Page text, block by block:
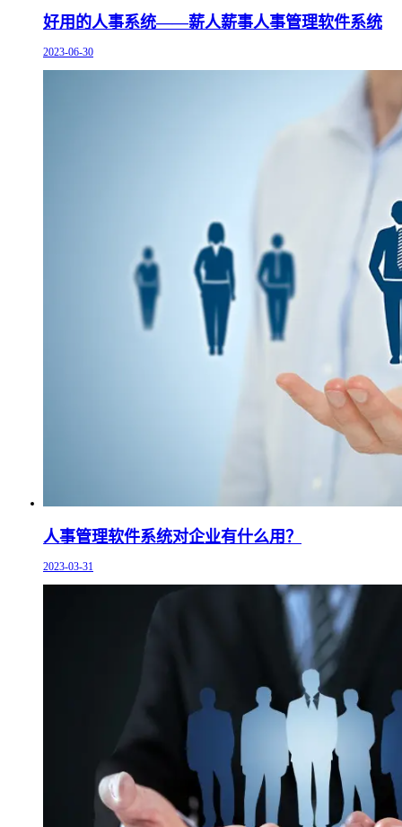
好用的人事系统——薪人薪事人事管理软件系统
2023-06-30
人事管理软件系统对企业有什么用？
2023-03-31